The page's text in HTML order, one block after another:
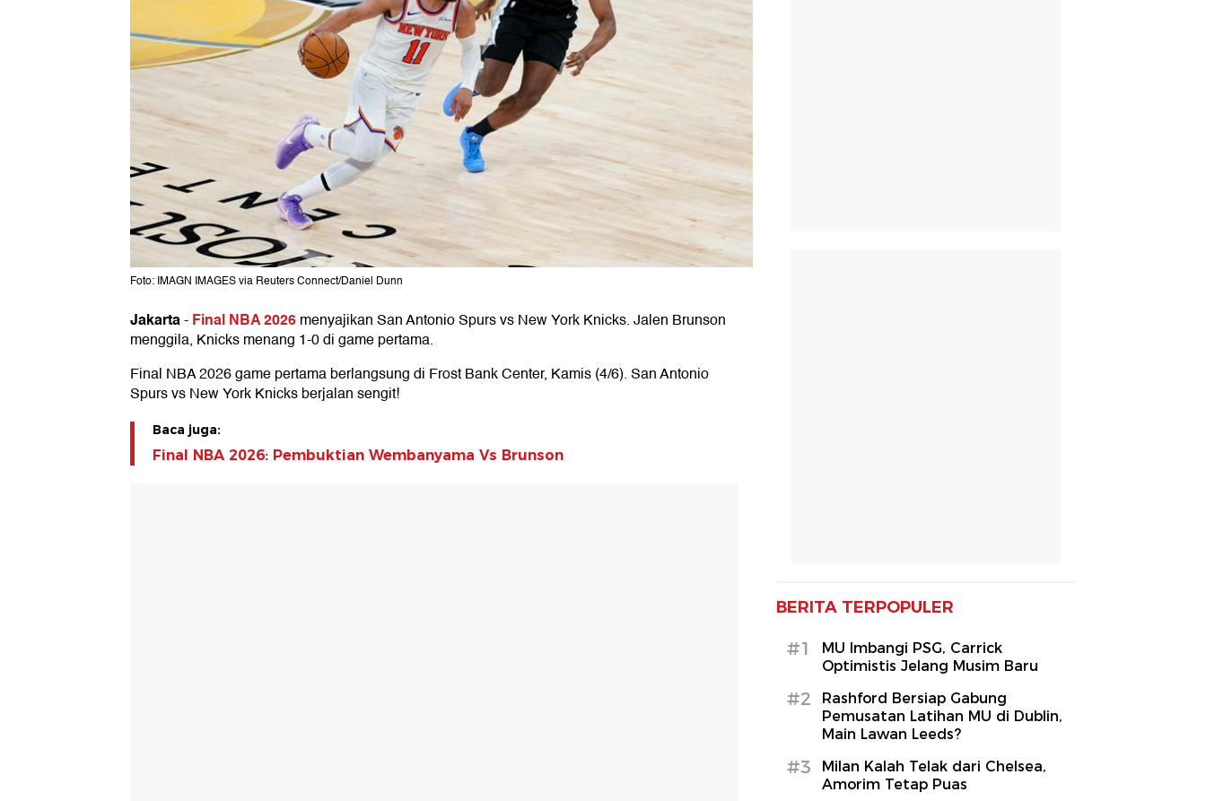
Foto: IMAGN IMAGES via Reuters Connect/Daniel Dunn
Jakarta-Final NBA 2026menyajikan San Antonio Spurs vs New York Knicks. Jalen Brunson
menggila, Knicks menang 1-0 di game pertama.
Final NBA 2026 game pertama berlangsung di Frost Bank Center, Kamis (4/6). San Antonio
Spurs vs New York Knicks berjalan sengit!
Baca juga:
Final NBA 2026: Pembuktian Wembanyama Vs Brunson
BERITA TERPOPULER
#1
MU Imbangi PSG, Carrick
Optimistis Jelang Musim Baru
#2
Rashford Bersiap Gabung
Pemusatan Latihan MU di Dublin,
Main Lawan Leeds?
#3
Milan Kalah Telak dari Chelsea,
Amorim Tetap Puas